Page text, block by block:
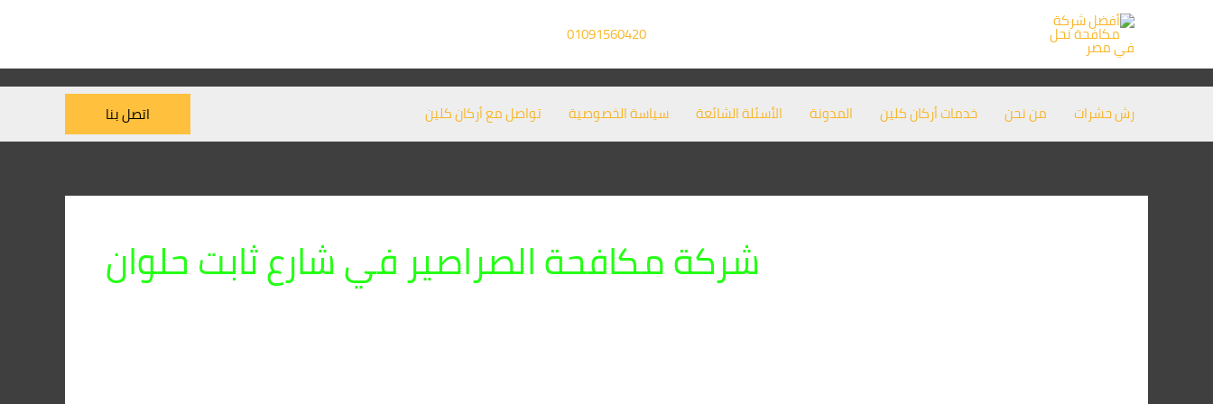
01091560420
رش حشرات من نحن خدمات أركان كلين المدونة الأسئلة الشائعة سياسة الخصوصية تواصل مع أركان كلين اتصل بنا
شركة مكافحة الصراصير في شارع ثابت حلوان